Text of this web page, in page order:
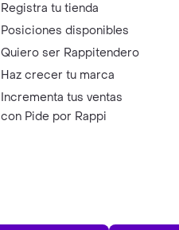
Registra tu tienda
Posiciones disponibles
Quiero ser Rappitendero
Haz crecer tu marca
Incrementa tus ventas
con Pide por Rappi